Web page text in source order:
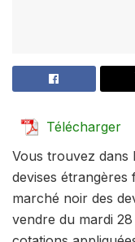
Télécharger
Vous trouvez dans
devises étrangères
marché noir des
vendre du mardi 28